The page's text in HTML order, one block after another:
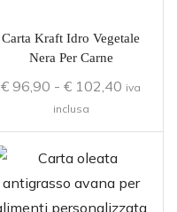
Carta Kraft Idro Vegetale
Nera Per Carne
€ 96,90 - € 102,40 iva
inclusa